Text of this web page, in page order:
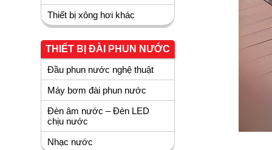
Thiết bị xông hơi khác
THIẾT BỊ ĐÀI PHUN NƯỚC
Đầu phun nước nghệ thuật
Máy bơm đài phun nước
Đèn âm nước – Đèn LED
chịu nước
Nhạc nước